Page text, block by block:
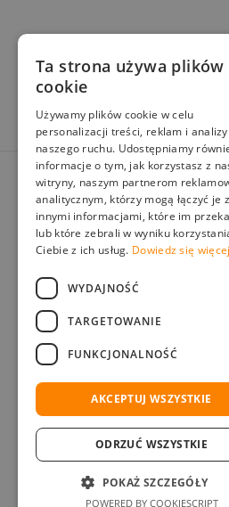
Wybór
kilku
Firma
KANDO Piotr Pyka
Ta strona używa plików
cookie
Używamy plików cookie w celu
personalizacji treści, reklam i analizy
naszego ruchu. Udostępniamy
informacje o tym, jak korzystasz z
witryny, naszym partnerom
analitycznym, którzy mogą łączyć je z
innymi informacjami, które im
lub które zebrali w wyniku
Ciebie z ich usług. Dowiedz się więcej
WYDAJNOŚĆ
TARGETOWANIE
FUNKCJONALNOŚĆ
AKCEPTUJ WSZYSTKIE
ODRZUĆ WSZYSTKIE
POKAŻ SZCZEGÓŁY
POWERED BY COOKIESCRIPT